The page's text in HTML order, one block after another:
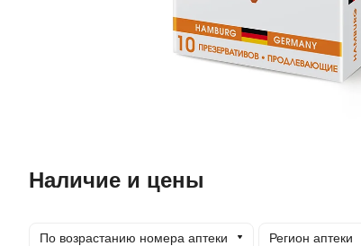
Наличие и цены
По возрастанию номера аптеки Регион аптеки